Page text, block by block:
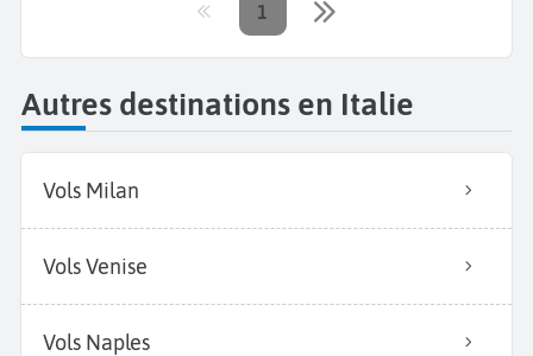
1
Autres destinations en Italie
Vols Milan
Vols Venise
Vols Naples